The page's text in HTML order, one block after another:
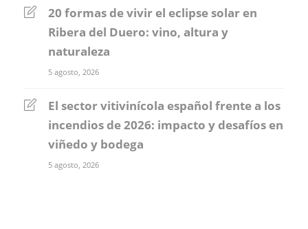
20 formas de vivir el eclipse solar en
Ribera del Duero: vino, altura y
naturaleza
5 agosto, 2026
El sector vitivinícola español frente a los
incendios de 2026: impacto y desafíos en
viñedo y bodega
5 agosto, 2026